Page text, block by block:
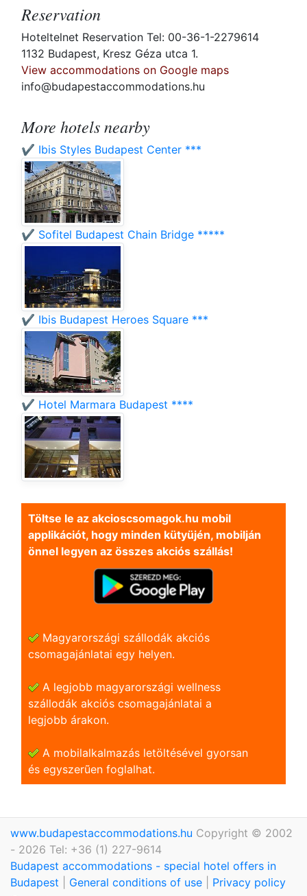
Reservation
Hoteltelnet Reservation Tel: 00-36-1-2279614
1132 Budapest, Kresz Géza utca 1.
View accommodations on Google maps
info@budapestaccommodations.hu
More hotels nearby
✔️ Ibis Styles Budapest Center ***
✔️ Sofitel Budapest Chain Bridge *****
✔️ Ibis Budapest Heroes Square ***
✔️ Hotel Marmara Budapest ****
Töltse le az akcioscsomagok.hu mobil
applikációt, hogy minden kütyüjén, mobilján
önnel legyen az összes akciós szállás!
Magyarországi szállodák akciós
csomagajánlatai egy helyen.
A legjobb magyarországi wellness
szállodák akciós csomagajánlatai a
legjobb árakon.
A mobilalkalmazás letöltésével gyorsan
és egyszerũen foglalhat.
www.budapestaccommodations.hu Copyright © 2002
- 2026 Tel: +36 (1) 227-9614
Budapest accommodations - special hotel offers in
Budapest
General conditions of use Privacy policy